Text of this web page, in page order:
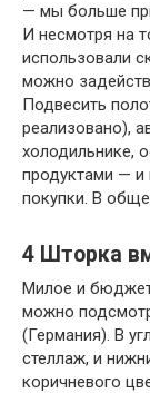
— мы больше
И несмотря на
использовали
можно
Подвесить
реализовано),
холодильнике,
продуктами — и
покупки. В
4 Шторка
Милое и
можно
(Германия). В
стеллаж, и
коричневого